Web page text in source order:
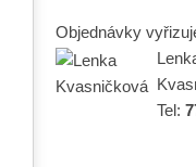
Objednávky
Tel: